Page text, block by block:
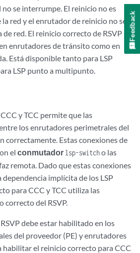
se interrumpe. El reinicio no es
red y el enrutador de reinicio no se
red. El reinicio correcto de RSVP se
enrutadores de tránsito como en
Está disponible tanto para LSP
LSP punto a multipunto.
y TCC permite que las
los enrutadores perimetrales del
correctamente. Estas conexiones de
el conmutador lsp-switcho las
remota. Dado que estas conexiones
dependencia implícita de los LSP
para CCC y TCC utiliza las
correcto del RSVP.
debe estar habilitado en los
del proveedor (PE) y enrutadores
habilitar el reinicio correcto para CCC
Feedback